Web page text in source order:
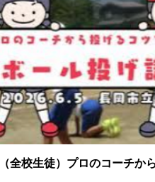
全校生徒）プロのコーチか